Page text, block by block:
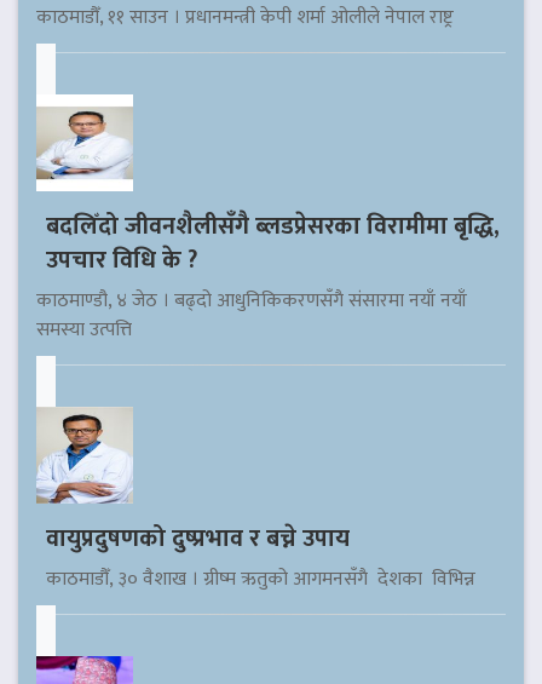
काठमाडौँ, ११ साउन । प्रधानमन्त्री केपी शर्मा ओलीले नेपाल राष्ट्र
बदलिँदो जीवनशैलीसँगै ब्लडप्रेसरका विरामीमा बृद्धि,
उपचार विधि के ?
काठमाण्डौ, ४ जेठ । बढ्दो आधुनिकिकरणसँगै संसारमा नयाँ नयाँ
समस्या उत्पत्ति
वायुप्रदुषणको दुष्प्रभाव र बच्ने उपाय
काठमाडौँ, ३० वैशाख । ग्रीष्म ऋतुको आगमनसँगै देशका विभिन्न